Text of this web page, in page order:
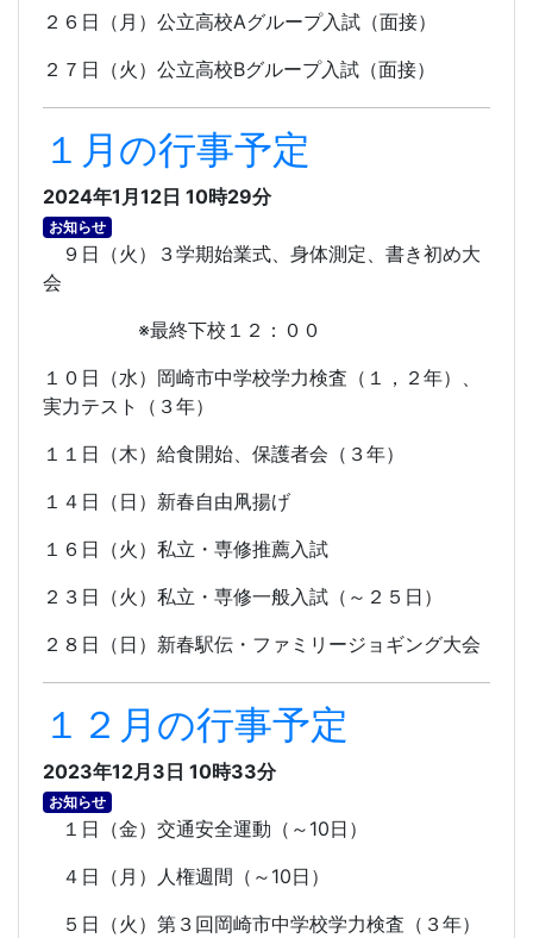
２６日（月）公立高校Aグループ入試（面接）
２７日（火）公立高校Bグループ入試（面接）
１月の行事予定
2024年1月12日 10時29分
お知らせ
９日（火）３学期始業式、身体測定、書き初め大
会
※最終下校１２：００
１０日（水）岡崎市中学校学力検査（１，２年）、
実力テスト（３年）
１１日（木）給食開始、保護者会（３年）
１４日（日）新春自由凧揚げ
１６日（火）私立・専修推薦入試
２３日（火）私立・専修一般入試（～２５日）
２８日（日）新春駅伝・ファミリージョギング大会
１２月の行事予定
2023年12月3日 10時33分
お知らせ
１日（金）交通安全運動（～ 10日）
４日（月）人権週間（～ 10日）
５日（火）第３回岡崎市中学校学力検査（３年）